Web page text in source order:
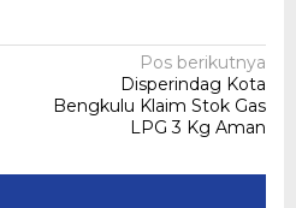
Pos berikutnya
Disperindag Kota
Bengkulu Klaim Stok Gas
LPG 3 Kg Aman